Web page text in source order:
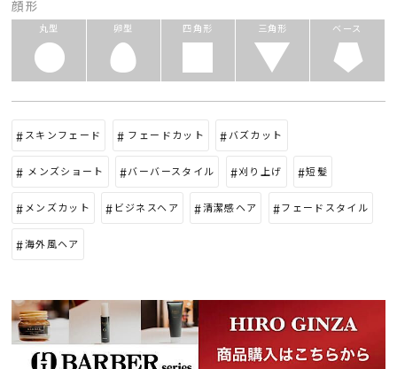
顔形
丸型 卵型 四角形 三角形 ベース
スキンフェード フェードカット バズカット
メンズショート バーバースタイル 刈り上げ 短髪
メンズカット ビジネスヘア 清潔感ヘア フェードスタイル
海外風ヘア